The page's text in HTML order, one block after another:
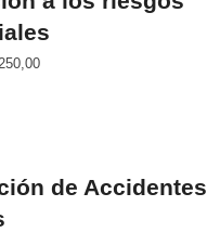
de Accidentes